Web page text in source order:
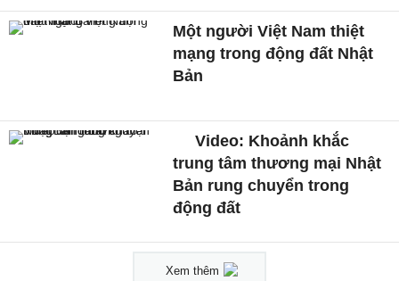
Một người Việt Nam thiệt
mạng trong động đất Nhật
Bản
Video: Khoảnh khắc
trung tâm thương mại Nhật
Bản rung chuyển trong
động đất
Xem thêm